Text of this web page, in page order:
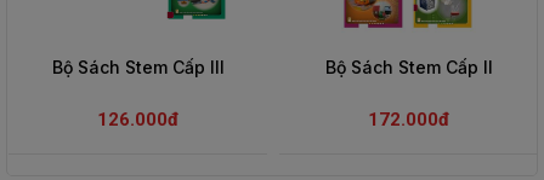
Bộ Sách Stem Cấp III
126.000đ
Bộ Sách Stem Cấp II
172.000đ